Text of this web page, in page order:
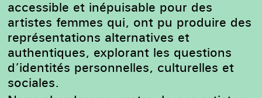
accessible et inépuisable pour des
artistes femmes qui, ont pu produire des
représentations alternatives et
authentiques, explorant les questions
d’identités personnelles, culturelles et
sociales.